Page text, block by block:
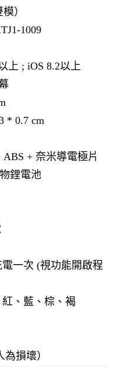
）
1009
上 ; iOS 8.2以上
* 0.7 cm
+ 奈米導電極片
鋰電池
一次 (視功能開啟程
、藍、棕、褐
損壞）